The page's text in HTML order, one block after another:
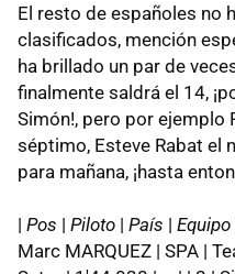
El resto de españoles no
clasificados, mención
ha brillado un par de
finalmente saldrá el 14,
Simón!, pero por ejemplo
séptimo, Esteve Rabat el
para mañana, ¡hasta
| Pos | Piloto | País | Equipo
Marc MARQUEZ | SPA |